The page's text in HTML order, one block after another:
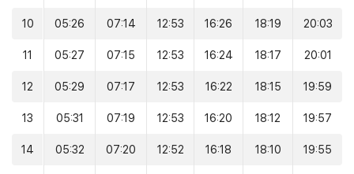
10 05:26 07:14 12:53 16:26 18:19 20:03
11 05:27 07:15 12:53 16:24 18:17 20:01
12 05:29 07:17 12:53 16:22 18:15 19:59
13 05:31 07:19 12:53 16:20 18:12 19:57
14 05:32 07:20 12:52 16:18 18:10 19:55